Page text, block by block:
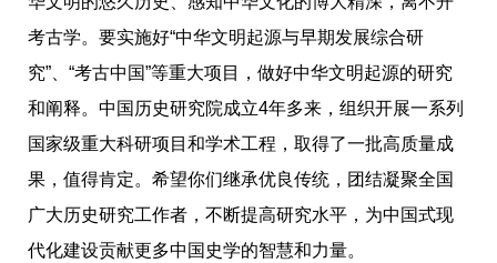
考古学。要实施好“中华文明起源与早期发展综合研
究”、“考古中国”等重大项目，做好中华文明起源的研究
和阐释。中国历史研究院成立4年多来，组织开展一系列
国家级重大科研项目和学术工程，取得了一批高质量成
果，值得肯定。希望你们继承优良传统，团结凝聚全国
广大历史研究工作者，不断提高研究水平，为中国式现
代化建设贡献更多中国史学的智慧和力量。